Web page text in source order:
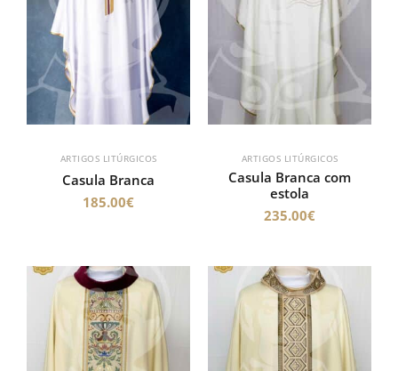
ARTIGOS LITÚRGICOS
Casula Branca
185.00€
ARTIGOS LITÚRGICOS
Casula Branca com
estola
235.00€